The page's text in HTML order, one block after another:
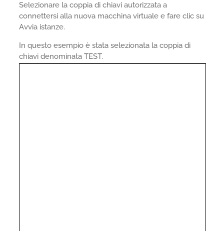
Selezionare la coppia di chiavi autorizzata a
connettersi alla nuova macchina virtuale e fare clic su
Avvia istanze.
In questo esempio è stata selezionata la coppia di
chiavi denominata TEST.